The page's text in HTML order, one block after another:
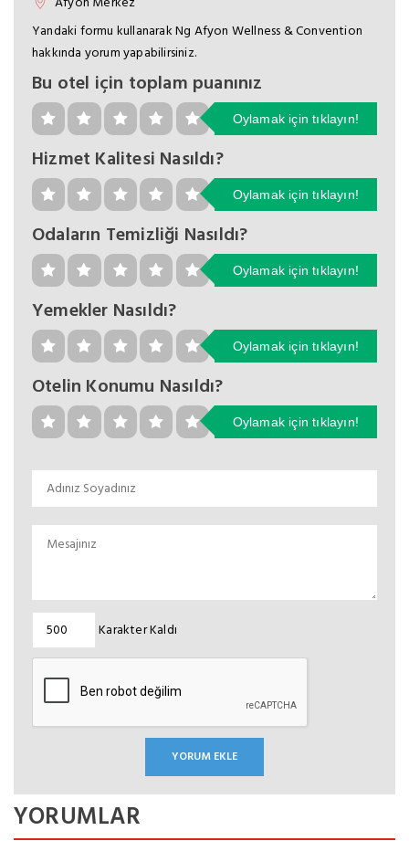
Yandaki formu kullanarak Ng Afyon Wellness & Convention
hakkında yorum yapabilirsiniz.
Bu otel için toplam puanınız
Oylamak için tıklayın!
Hizmet Kalitesi Nasıldı?
Oylamak için tıklayın!
Odaların Temizliği Nasıldı?
Oylamak için tıklayın!
Yemekler Nasıldı?
Oylamak için tıklayın!
Otelin Konumu Nasıldı?
Oylamak için tıklayın!
Karakter Kaldı
YORUMLAR